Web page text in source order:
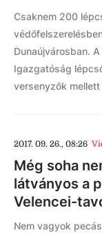
Csaknem 200
Dunaújvárosban.
Igazgatóság
versenyzők
2017. 09. 26., 08:26
Még soha
látványos a
Velencei-
Nem vagyok